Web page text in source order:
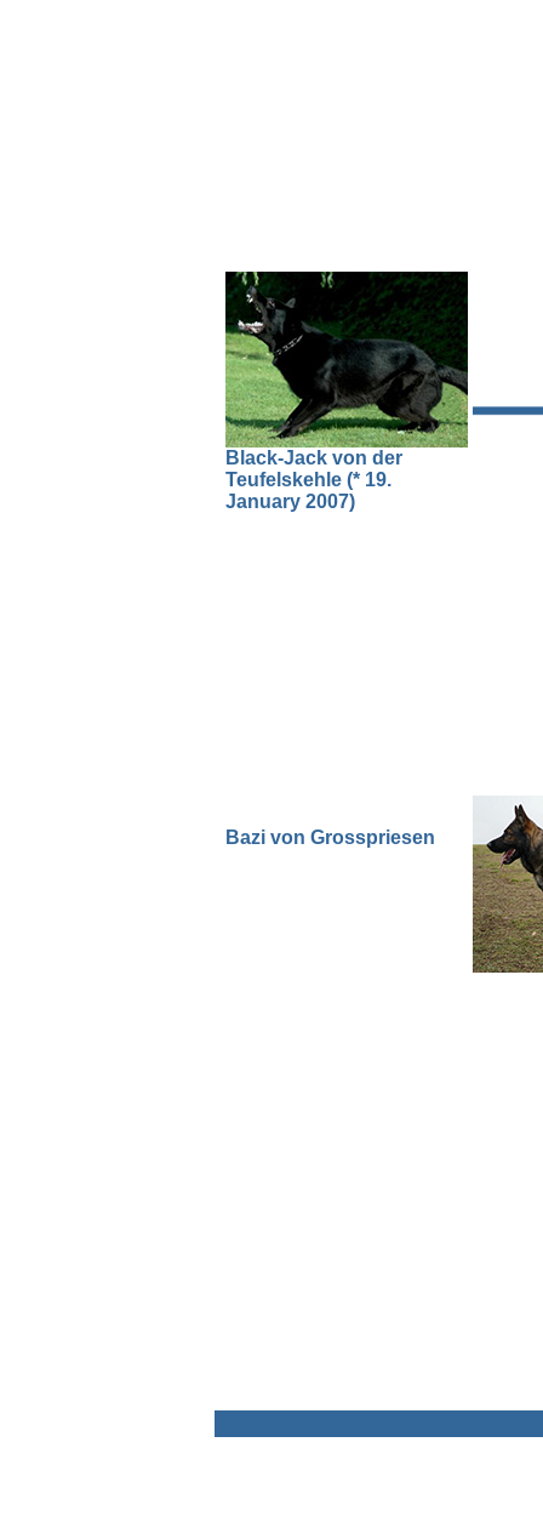
Black-Jack von der
Teufelskehle (* 19.
January 2007)
Bazi von Grosspriesen